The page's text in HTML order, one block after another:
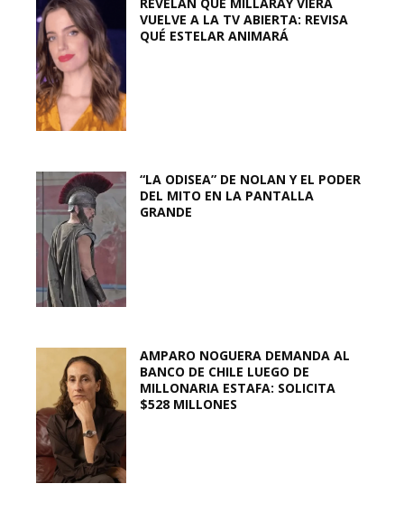
VUELVE A LA TV ABIERTA: REVISA
QUÉ ESTELAR ANIMARÁ
“LA ODISEA” DE NOLAN Y EL PODER
DEL MITO EN LA PANTALLA
GRANDE
AMPARO NOGUERA DEMANDA AL
BANCO DE CHILE LUEGO DE
MILLONARIA ESTAFA: SOLICITA
$528 MILLONES